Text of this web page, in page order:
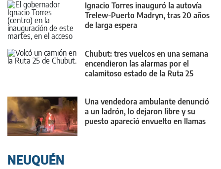
Ignacio Torres inauguró la autovía
Trelew-Puerto Madryn, tras 20 años
de larga espera
Chubut: tres vuelcos en una semana
encendieron las alarmas por el
calamitoso estado de la Ruta 25
Una vendedora ambulante denunció
a un ladrón, lo dejaron libre y su
puesto apareció envuelto en llamas
NEUQUÉN